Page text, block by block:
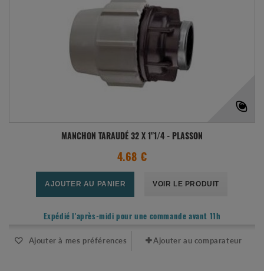
MANCHON TARAUDÉ 32 X 1"1/4 - PLASSON
4.68 €
AJOUTER AU PANIER VOIR LE PRODUIT
Expédié l'après-midi pour une commande avant 11h
Ajouter à mes préférences Ajouter au comparateur